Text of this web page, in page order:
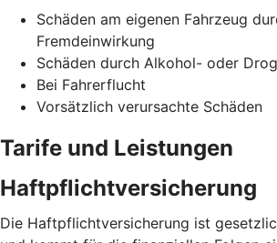
Schäden am eigenen Fahrzeug
Fremdeinwirkung
Schäden durch Alkohol- oder
Bei Fahrerflucht
Vorsätzlich verursachte Schäden
Tarife und Leistungen
Haftpflichtversicherung
Die Haftpflichtversicherung ist